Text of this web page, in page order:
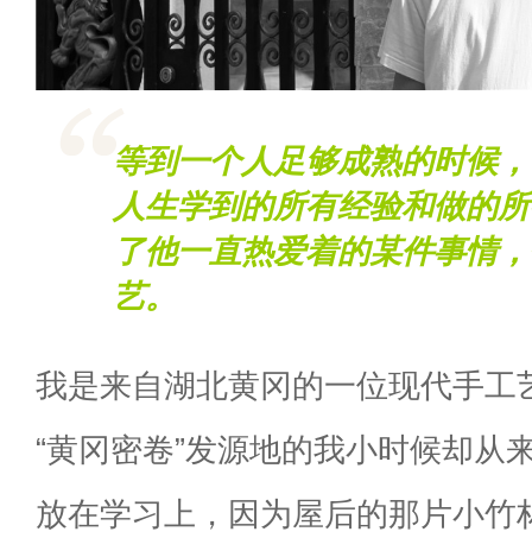
等到一个人足够成熟的时候
人生学到的所有经验和做的
了他一直热爱着的某件事情
艺。
我是来自湖北黄冈的一位现代手工
“黄冈密卷”发源地的我小时候却从
放在学习上，因为屋后的那片小竹